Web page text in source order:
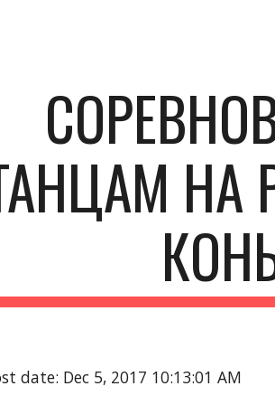
НА
date: Dec 5, 2017 10:13:01 AM